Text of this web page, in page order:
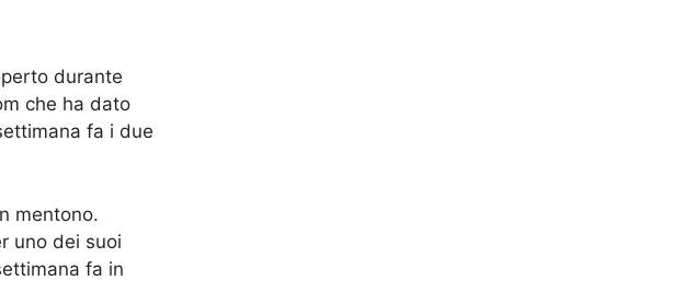
durante
che ha dato
fa i due
mentono.
uno dei suoi
fa in